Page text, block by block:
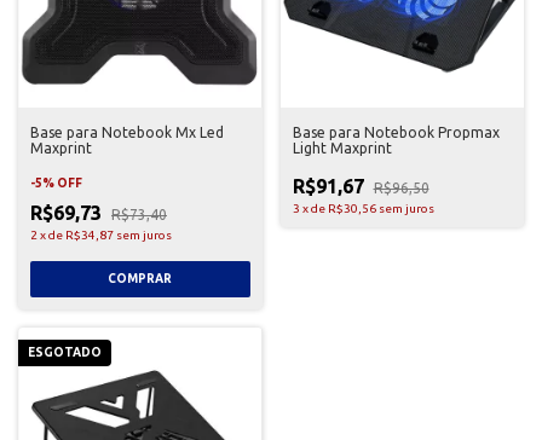
Base para Notebook Mx Led
Maxprint
-5% OFF
R$69,73 R$73,40
2 xde R$34,87 sem juros
Base para Notebook Propmax
Light Maxprint
R$91,67 R$96,50
3 xde R$30,56 sem juros
ESGOTADO